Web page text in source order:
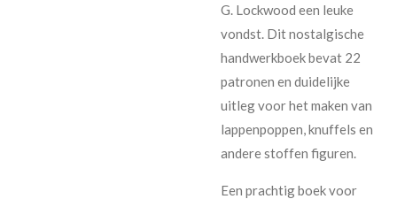
G. Lockwood een leuke
vondst. Dit nostalgische
handwerkboek bevat 22
patronen en duidelijke
uitleg voor het maken van
lappenpoppen, knuffels en
andere stoffen figuren.
Een prachtig boek voor